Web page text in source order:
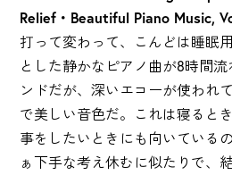
Relief・Beautiful Piano Music,
打って変わって、こんどは睡眠
とした静かなピアノ曲が8時間
ンドだが、深いエコーが使われ
で美しい音色だ。これは寝ると
事をしたいときにも向いている
ぁ下手な考え休むに似たりで、